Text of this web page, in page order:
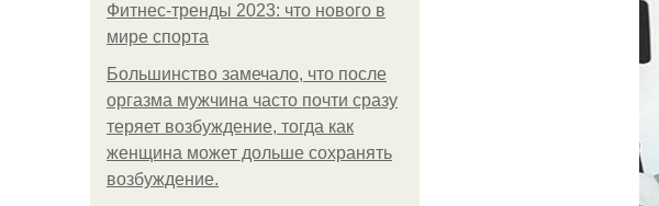
Фитнес-тренды 2023: что нового в
мире спорта
Большинство замечало, что после
оргазма мужчина часто почти сразу
теряет возбуждение, тогда как
женщина может дольше сохранять
возбуждение.